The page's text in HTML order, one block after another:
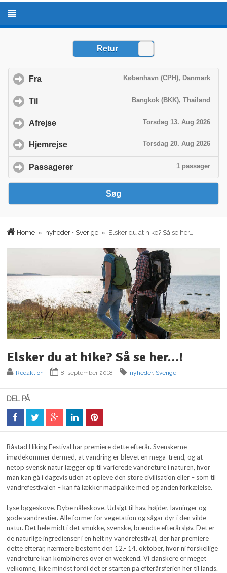
Home » nyheder • Sverige » Elsker du at hike? Så se her…!
Elsker du at hike? Så se her…!
Redaktion 8. september 2018 nyheder, Sverige
DEL PÅ
Båstad Hiking Festival har premiere dette efterår. Svenskerne
imødekommer dermed, at vandring er blevet en mega-trend, og at
netop svensk natur lægger op til varierede vandreture i naturen, hvor
man kan gå i dagevis uden at opleve den store civilisation eller – som til
vandrefestivalen – kan få lækker madpakke med og anden forkælelse.
Lyse bøgeskove. Dybe nåleskove. Udsigt til hav, højder, lavninger og
gode vandrestier. Alle former for vegetation og sågar dyr i den vilde
natur. Det hele midt i det smukke, svenske, brændte efterårsløv. Det er
de naturlige ingredienser i en helt ny vandrefestival, der har premiere
dette efterår, nærmere bestemt den 12.- 14. oktober, hvor ni forskellige
vandreture kan kombineres over en weekend. Vi danskere er meget
velkomne, ikke mindst fordi det er starten på efterårsferien her til lands.